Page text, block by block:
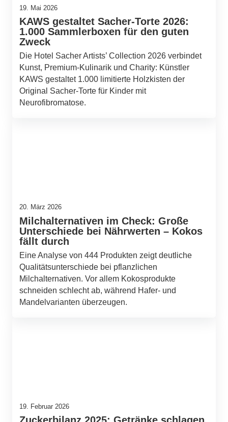
19. Mai 2026
KAWS gestaltet Sacher-Torte 2026:
1.000 Sammlerboxen für den guten
Zweck
Die Hotel Sacher Artists’ Collection 2026 verbindet
Kunst, Premium-Kulinarik und Charity: Künstler
KAWS gestaltet 1.000 limitierte Holzkisten der
Original Sacher-Torte für Kinder mit
Neurofibromatose.
20. März 2026
Milchalternativen im Check: Große
Unterschiede bei Nährwerten – Kokos
fällt durch
Eine Analyse von 444 Produkten zeigt deutliche
Qualitätsunterschiede bei pflanzlichen
Milchalternativen. Vor allem Kokosprodukte
schneiden schlecht ab, während Hafer- und
Mandelvarianten überzeugen.
19. Februar 2026